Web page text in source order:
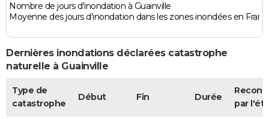
Nombre de jours d'inondation à Guainville
Moyenne des jours d'inondation dans les zones inondées en
Dernières inondations déclarées catastrophe
naturelle à Guainville
Type de
catastrophe
Début Fin Durée
par